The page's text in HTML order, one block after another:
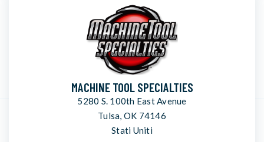
MACHINE TOOL SPECIALTIES
5280 S. 100th East Avenue
Tulsa, OK 74146
Stati Uniti